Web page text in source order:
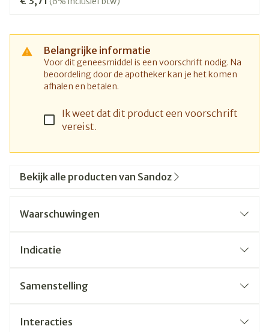
Belangrijke informatie
Voor dit geneesmiddel is een voorschrift nodig. Na
beoordeling door de apotheker kan je het komen
afhalen en betalen.
Ik weet dat dit product een voorschrift
vereist.
Bekijk alle producten van Sandoz
Waarschuwingen
Indicatie
Samenstelling
Interacties